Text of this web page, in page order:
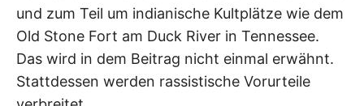
und zum Teil um indianische Kultplätze wie dem
Old Stone Fort am Duck River in Tennessee.
Das wird in dem Beitrag nicht einmal erwähnt.
Stattdessen werden rassistische Vorurteile